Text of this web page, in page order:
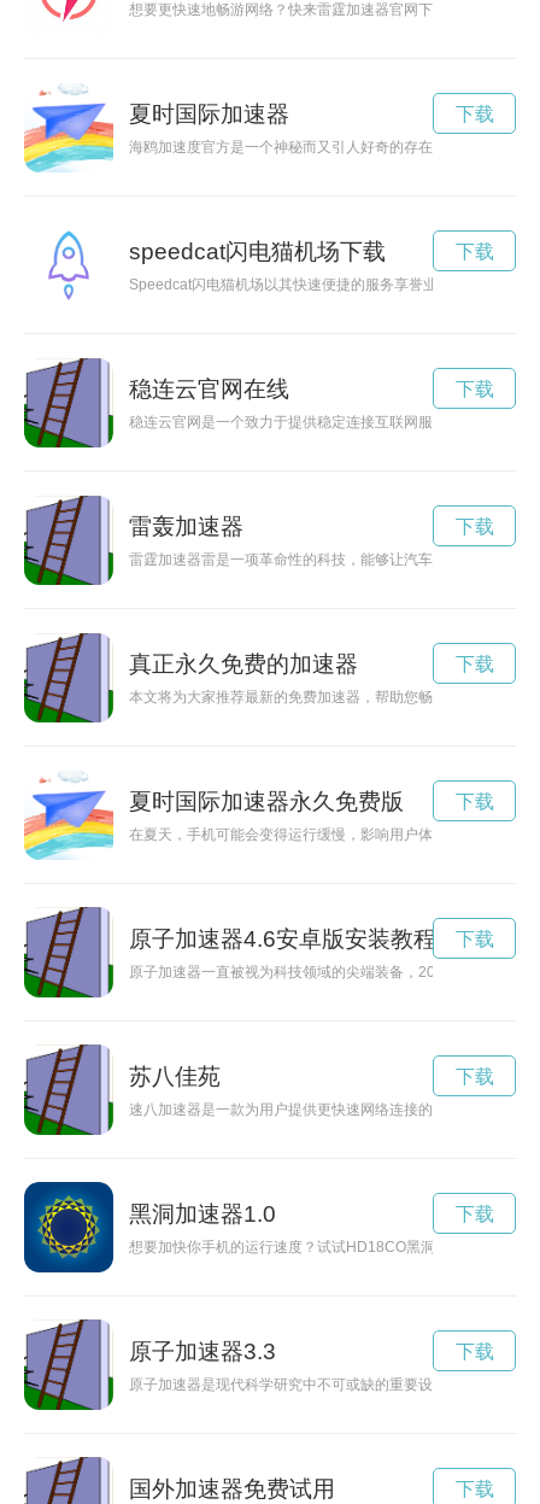
想要更快速地畅游网络？快来雷霆加速器官网下载吧！通过网
夏时国际加速器
海鸥加速度官方是一个神秘而又引人好奇的存在，让我们一起探
下载
speedcat闪电猫机场下载
Speedcat闪电猫机场以其快速便捷的服务享誉业界，为乘客提
下载
稳连云官网在线
稳连云官网是一个致力于提供稳定连接互联网服务的平台，通
下载
雷轰加速器
雷霆加速器雷是一项革命性的科技，能够让汽车在短时间内实
下载
真正永久免费的加速器
本文将为大家推荐最新的免费加速器，帮助您畅快上网，提升
下载
夏时国际加速器永久免费版
在夏天，手机可能会变得运行缓慢，影响用户体验。夏时加速
下载
原子加速器4.6安卓版安装教程
原子加速器一直被视为科技领域的尖端装备，2024年最新版的
下载
苏八佳苑
速八加速器是一款为用户提供更快速网络连接的工具，有效解
下载
黑洞加速器1.0
想要加快你手机的运行速度？试试HD18CO黑洞加速器安卓破
下载
原子加速器3.3
原子加速器是现代科学研究中不可或缺的重要设备，它可以帮
下载
国外加速器免费试用 下载